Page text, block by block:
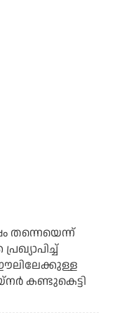
തന്നെയെന്ന്
കണ്ടുകെട്ടി